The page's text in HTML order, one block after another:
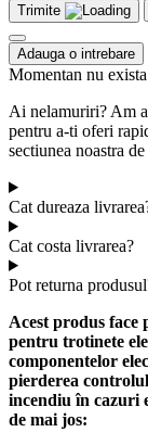
Trimite
Adauga o intrebare
Momentan nu
Ai nelamuriri? Am
pentru a-ti oferi
sectiunea noastra
Cat dureaza
Cat costa livrarea?
Pot returna
Acest produs face
pentru trotinete
componentelor
pierderea
incendiu în cazuri
de mai jos: